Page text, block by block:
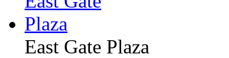
East Gate Plaza